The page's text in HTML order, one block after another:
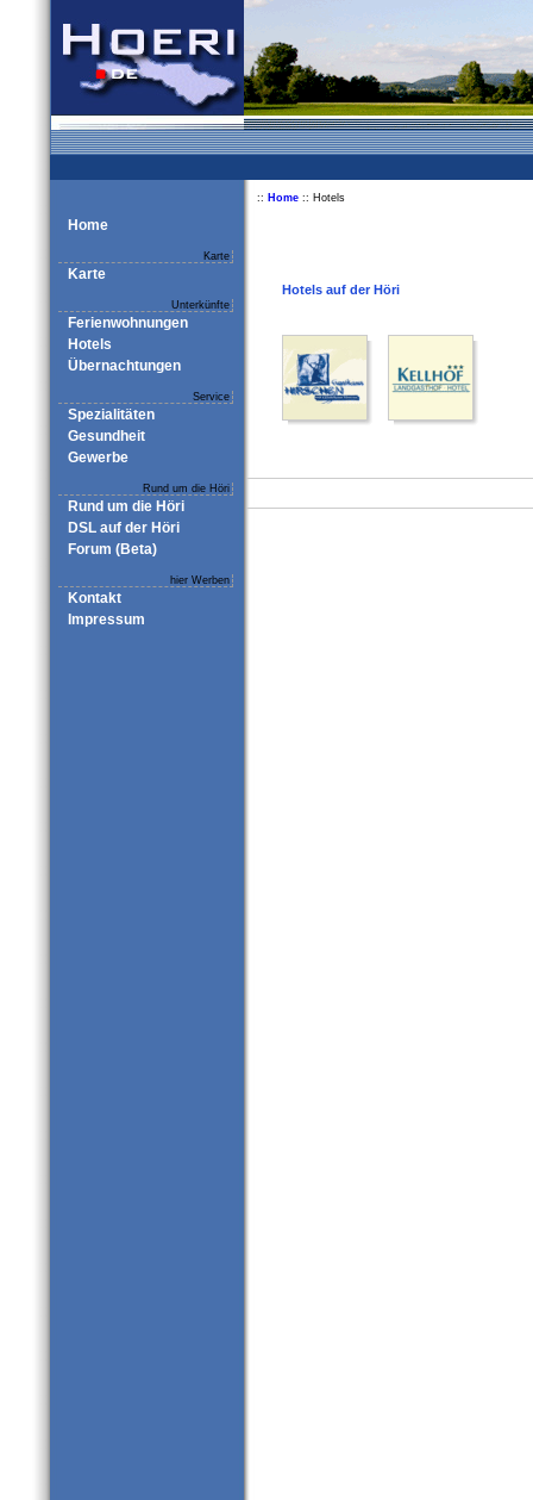
Home
Karte
Karte
Unterkünfte
Ferienwohnungen
Hotels
Übernachtungen
Service
Spezialitäten
Gesundheit
Gewerbe
Rund um die Höri
Rund um die Höri
DSL auf der Höri
Forum (Beta)
hier Werben
Kontakt
Impressum
:: Home :: Hotels
Hotels auf der Höri